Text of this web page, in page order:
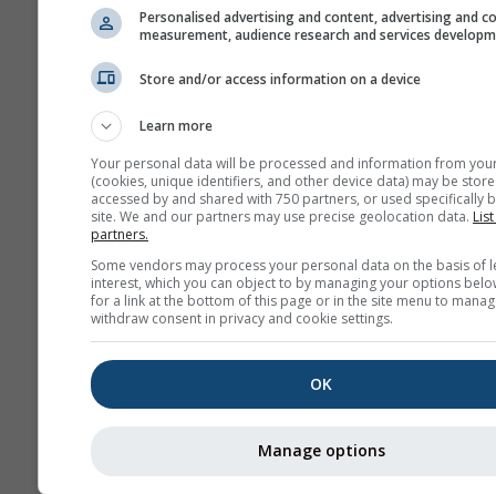
Аномалия на
Месец
Jan Feb Mar
Sep Oct Nov
Personalised advertising and content, advertising and
measurement, audience research and services
Store and/or access information on a device
Learn more
Your personal data will be processed and information from
(cookies, unique identifiers, and other device data) may be
accessed by and shared with 750 partners, or used specifically
site. We and our partners may use precise geolocation data.
partners.
Some vendors may process your personal data on the basis of
interest, which you can object to by managing your options
for a link at the bottom of this page or in the site menu to
withdraw consent in privacy and cookie settings.
OK
Manage options